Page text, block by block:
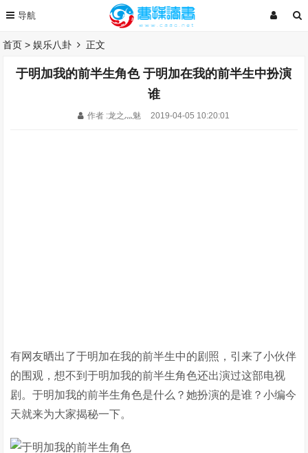
首页 >娱乐八卦 正文
于明加我的前半生角色 于明加在我的前半生中扮演
谁
作者 :龙之灬魅 2019-04-05 10:20:01
有网友晒出了于明加在我的前半生中的剧照，引来了小伙伴
的围观，想不到于明加我的前半生角色还出演过这部电视
剧。于明加我的前半生角色是什么？她扮演的是谁？小编今
天就来为大家揭秘一下。